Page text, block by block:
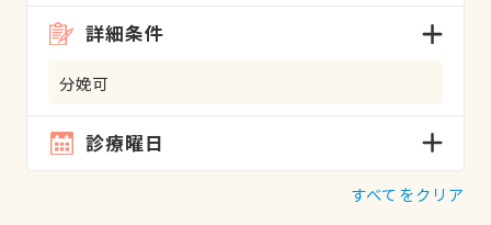
詳細条件
分娩可
診療曜日
すべてをクリア